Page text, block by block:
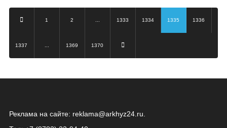
1 2 1333 1334 1335 1336
1337 1369 1370
Реклама на сайте: reklama@arkhyz24.ru